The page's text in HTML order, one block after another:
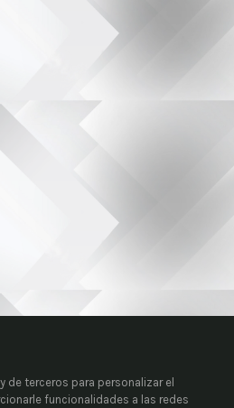
terceros para personalizar el
funcionalidades a las redes